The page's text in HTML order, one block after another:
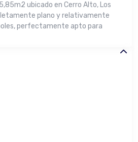
ubicado en Cerro Alto, Los
plano y relativamente
perfectamente apto para